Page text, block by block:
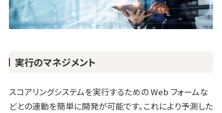
実行のマネジメント
スコアリングシステムを実行するための Web フォームな
どとの連動を簡単に開発が可能です。これにより予測した